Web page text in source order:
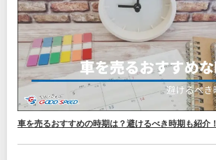
車を売るおすすめの時期は？避けるべき時期も紹介！